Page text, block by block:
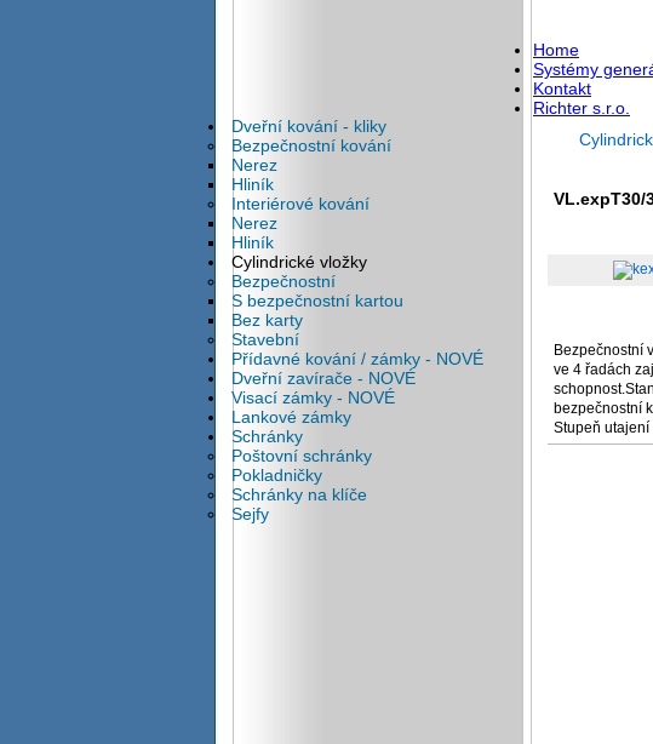
Home
Systémy
Kontakt
Richter s.r.o.
Dveřní kování - kliky
Bezpečnostní kování
Nerez
Hliník
Interiérové kování
Nerez
Hliník
Cylindrické vložky
Bezpečnostní
S bezpečnostní kartou
Bez karty
Stavební
Přídavné kování / zámky - NOVÉ
Dveřní zavírače - NOVÉ
Visací zámky - NOVÉ
Lankové zámky
Schránky
Poštovní schránky
Pokladničky
Schránky na klíče
Sejfy
Bezpečnostní
ve 4 řadách
bezpečnostní
Stupeň utajení